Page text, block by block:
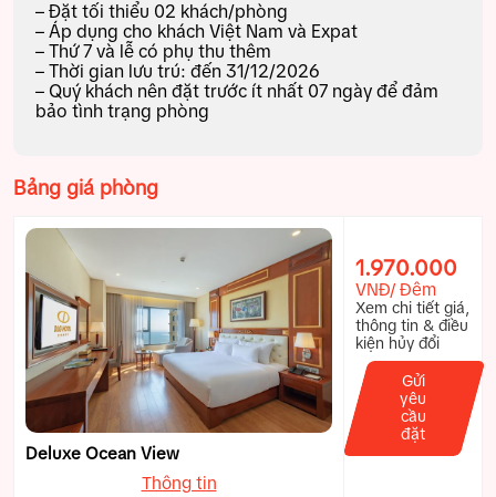
– Đặt tối thiểu 02 khách/phòng
– Áp dụng cho khách Việt Nam và Expat
– Thứ 7 và lễ có phụ thu thêm
– Thời gian lưu trú: đến 31/12/2026
– Quý khách nên đặt trước ít nhất 07 ngày để đảm
bảo tình trạng phòng
Bảng giá phòng
Deluxe Ocean View
Thông tin
1.970.000
VNĐ/ Đêm
Xem chi tiết giá,
thông tin & điều
kiện hủy đổi
Gửi
yêu
cầu
đặt